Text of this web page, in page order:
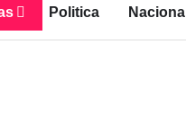
Politica Nacional